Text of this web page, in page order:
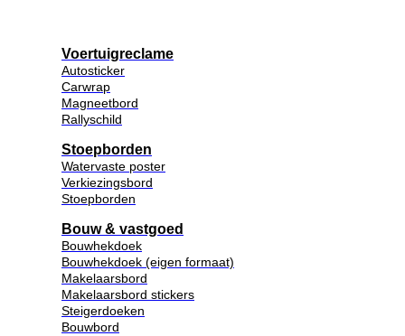
Voertuigreclame
Autosticker
Carwrap
Magneetbord
Rallyschild
Stoepborden
Watervaste poster
Verkiezingsbord
Stoepborden
Bouw & vastgoed
Bouwhekdoek
Bouwhekdoek (eigen formaat)
Makelaarsbord
Makelaarsbord stickers
Steigerdoeken
Bouwbord